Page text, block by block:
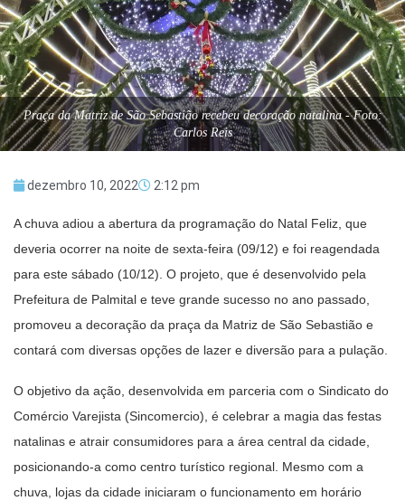
Praça da Matriz de São Sebastião recebeu decoração natalina - Foto:
Carlos Reis
dezembro 10, 2022 2:12 pm
A chuva adiou a abertura da programação do Natal Feliz, que
deveria ocorrer na noite de sexta-feira (09/12) e foi reagendada
para este sábado (10/12). O projeto, que é desenvolvido pela
Prefeitura de Palmital e teve grande sucesso no ano passado,
promoveu a decoração da praça da Matriz de São Sebastião e
contará com diversas opções de lazer e diversão para a pulação.
O objetivo da ação, desenvolvida em parceria com o Sindicato do
Comércio Varejista (Sincomercio), é celebrar a magia das festas
natalinas e atrair consumidores para a área central da cidade,
posicionando-a como centro turístico regional. Mesmo com a
chuva, lojas da cidade iniciaram o funcionamento em horário